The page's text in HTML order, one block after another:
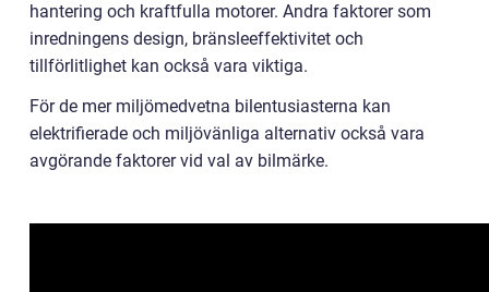
hantering och kraftfulla motorer. Andra faktorer som
inredningens design, bränsleeffektivitet och
tillförlitlighet kan också vara viktiga.
För de mer miljömedvetna bilentusiasterna kan
elektrifierade och miljövänliga alternativ också vara
avgörande faktorer vid val av bilmärke.